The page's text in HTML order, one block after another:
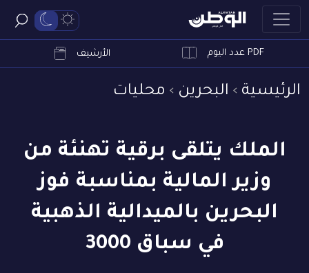
PDF عدد اليوم الأرشيف
الرئيسية البحرين محليات
الملك يتلقى برقية تهنئة من
وزير المالية بمناسبة فوز
البحرين بالميدالية الذهبية
في سباق 3000